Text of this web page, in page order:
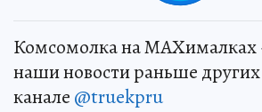
Комсомолка на MAXималках
наши новости раньше других
канале @truekpru